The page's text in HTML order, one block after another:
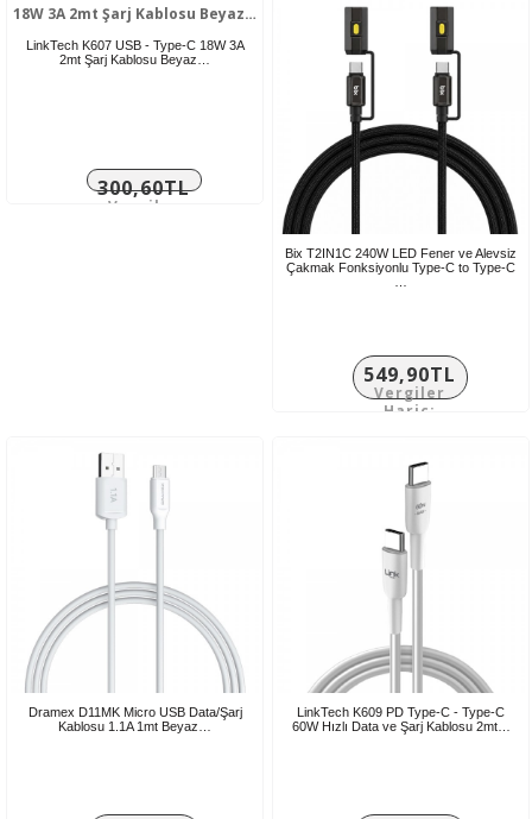
LinkTech K607 USB - Type-C 18W 3A
2mt Şarj Kablosu Beyaz…
300,60TL
Vergiler
Bix T2IN1C 240W LED Fener ve Alevsiz
Çakmak Fonksiyonlu Type-C to Type-C
549,90TL
Vergiler
Hariç:
Dramex D11MK Micro USB Data/Şarj
Kablosu 1.1A 1mt Beyaz…
LinkTech K609 PD Type-C - Type-C
60W Hızlı Data ve Şarj Kablosu 2mt…